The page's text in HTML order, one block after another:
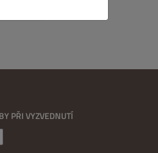
PŘI VYZVEDNUTÍ